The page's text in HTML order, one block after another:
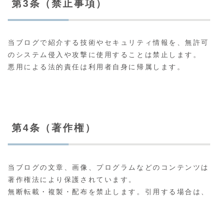
第3条（禁止事項）
当ブログで紹介する技術やセキュリティ情報を、無許可
のシステム侵入や攻撃に使用することは禁止します。
悪用による法的責任は利用者自身に帰属します。
第4条（著作権）
当ブログの文章、画像、プログラムなどのコンテンツは
著作権法により保護されています。
無断転載・複製・配布を禁止します。引用する場合は、